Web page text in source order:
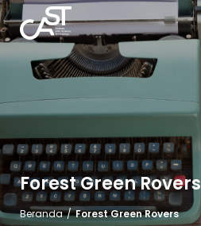
Forest Green Rovers
Beranda / Forest Green Rovers